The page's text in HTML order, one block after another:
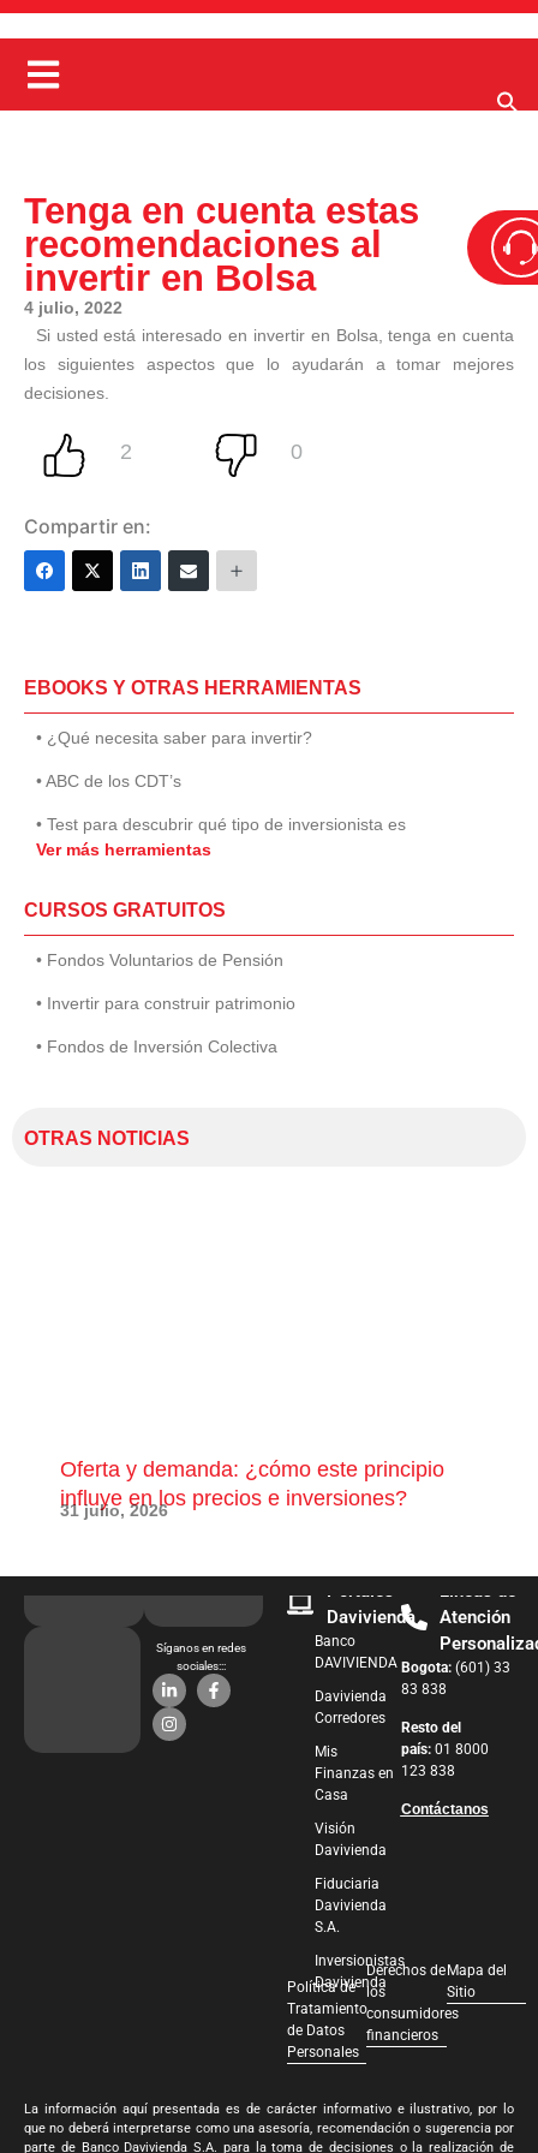
Tenga en cuenta estas
recomendaciones al
invertir en Bolsa
4 julio, 2022
Si usted está interesado en invertir en Bolsa, tenga en cuenta
los siguientes aspectos que lo ayudarán a tomar mejores
decisiones.
Compartir en:
EBOOKS Y OTRAS HERRAMIENTAS
• ¿Qué necesita saber para invertir?
• ABC de los CDT’s
• Test para descubrir qué tipo de inversionista es
Ver más herramientas
CURSOS GRATUITOS
• Fondos Voluntarios de Pensión
• Invertir para construir patrimonio
• Fondos de Inversión Colectiva
OTRAS NOTICIAS
Oferta y demanda: ¿cómo este principio
influye en los precios e inversiones?
31 julio, 2026
Síganos en redes
sociales:::
Davivienda
Banco
DAVIVIENDA
Davivienda
Corredores
Mis
Finanzas en
Casa
Visión
Davivienda
Fiduciaria
Davivienda
S.A.
Inversionistas
Davivienda
Atención
Bogota: (601) 33
83 838
Resto del
país: 01 8000
123 838
Contáctanos
Política de
Tratamiento
de Datos
Personales
Derechos de
los
consumidores
financieros
Mapa del
Sitio
La información aquí presentada es de carácter informativo e ilustrativo, por lo
que no deberá interpretarse como una asesoría, recomendación o sugerencia por
parte de Banco Davivienda S.A. para la toma de decisiones o la realización de